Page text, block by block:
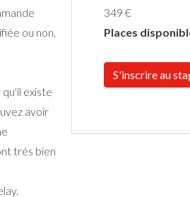
ou non,
existe
avoir
trés bien
349 €
Places
S'inscrire au